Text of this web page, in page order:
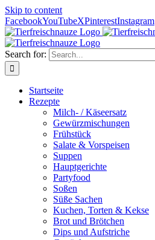
Skip to content
FacebookYouTubeXPinterestInstagram
Search for:
Startseite
Rezepte
Milch- / Käseersatz
Gewürzmischungen
Frühstück
Salate & Vorspeisen
Suppen
Hauptgerichte
Partyfood
Soßen
Süße Sachen
Kuchen, Torten & Kekse
Brot und Brötchen
Dips und Aufstriche